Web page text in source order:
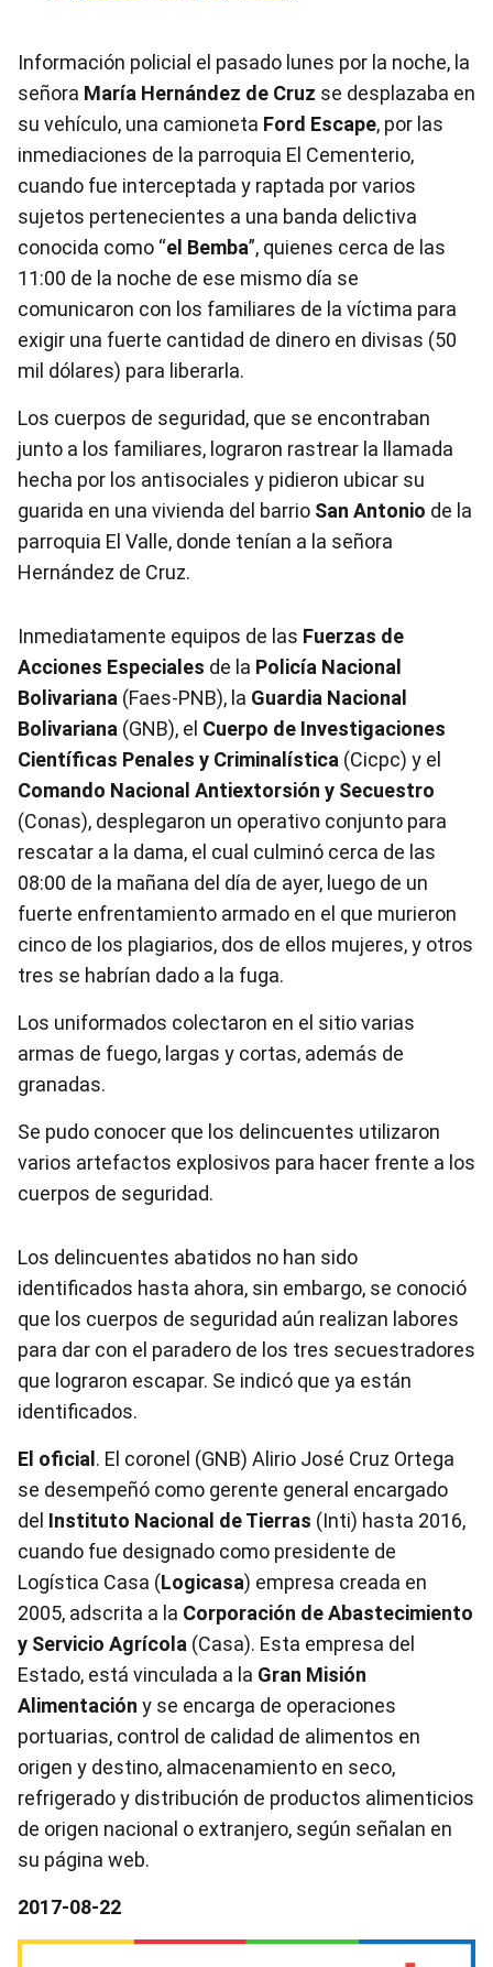
Información policial el pasado lunes por la noche, la
señora María Hernández de Cruz se desplazaba en
su vehículo, una camioneta Ford Escape, por las
inmediaciones de la parroquia El Cementerio,
cuando fue interceptada y raptada por varios
sujetos pertenecientes a una banda delictiva
conocida como “el Bemba”, quienes cerca de las
11:00 de la noche de ese mismo día se
comunicaron con los familiares de la víctima para
exigir una fuerte cantidad de dinero en divisas (50
mil dólares) para liberarla.
Los cuerpos de seguridad, que se encontraban
junto a los familiares, lograron rastrear la llamada
hecha por los antisociales y pidieron ubicar su
guarida en una vivienda del barrio San Antonio de la
parroquia El Valle, donde tenían a la señora
Hernández de Cruz.
Inmediatamente equipos de las Fuerzas de
Acciones Especiales de la Policía Nacional
Bolivariana (Faes-PNB), la Guardia Nacional
Bolivariana (GNB), el Cuerpo de Investigaciones
Científicas Penales y Criminalística (Cicpc) y el
Comando Nacional Antiextorsión y Secuestro
(Conas), desplegaron un operativo conjunto para
rescatar a la dama, el cual culminó cerca de las
08:00 de la mañana del día de ayer, luego de un
fuerte enfrentamiento armado en el que murieron
cinco de los plagiarios, dos de ellos mujeres, y otros
tres se habrían dado a la fuga.
Los uniformados colectaron en el sitio varias
armas de fuego, largas y cortas, además de
granadas.
Se pudo conocer que los delincuentes utilizaron
varios artefactos explosivos para hacer frente a los
cuerpos de seguridad.
Los delincuentes abatidos no han sido
identificados hasta ahora, sin embargo, se conoció
que los cuerpos de seguridad aún realizan labores
para dar con el paradero de los tres secuestradores
que lograron escapar. Se indicó que ya están
identificados.
El oficial . El coronel (GNB) Alirio José Cruz Ortega
se desempeñó como gerente general encargado
del Instituto Nacional de Tierras (Inti) hasta 2016,
cuando fue designado como presidente de
Logística Casa (Logicasa) empresa creada en
2005, adscrita a la Corporación de Abastecimiento
y Servicio Agrícola (Casa). Esta empresa del
Estado, está vinculada a la Gran Misión
Alimentación y se encarga de operaciones
portuarias, control de calidad de alimentos en
origen y destino, almacenamiento en seco,
refrigerado y distribución de productos alimenticios
de origen nacional o extranjero, según señalan en
su página web.
2017-08-22